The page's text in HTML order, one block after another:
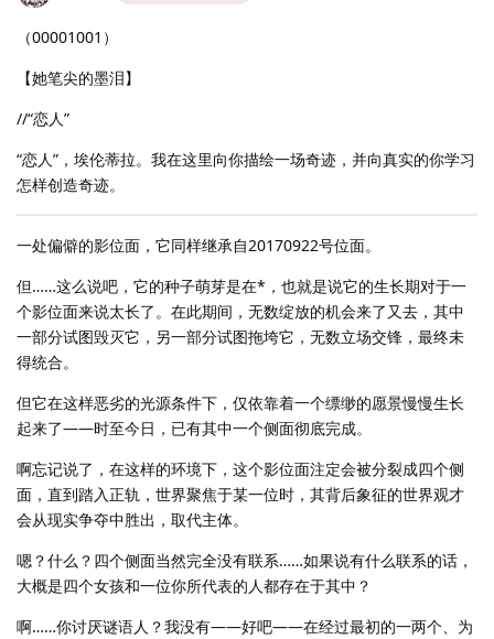
（00001001）
【她笔尖的墨泪】
//“恋人”
“恋人”，埃伦蒂拉。我在这里向你描绘一场奇迹，并向真实的你学习
怎样创造奇迹。
一处偏僻的影位面，它同样继承自20170922号位面。
但……这么说吧，它的种子萌芽是在*，也就是说它的生长期对于一
个影位面来说太长了。在此期间，无数绽放的机会来了又去，其中
一部分试图毁灭它，另一部分试图拖垮它，无数立场交锋，最终未
得统合。
但它在这样恶劣的光源条件下，仅依靠着一个缥缈的愿景慢慢生长
起来了——时至今日，已有其中一个侧面彻底完成。
啊忘记说了，在这样的环境下，这个影位面注定会被分裂成四个侧
面，直到踏入正轨，世界聚焦于某一位时，其背后象征的世界观才
会从现实争夺中胜出，取代主体。
嗯？什么？四个侧面当然完全没有联系……如果说有什么联系的话，
大概是四个女孩和一位你所代表的人都存在于其中？
啊……你讨厌谜语人？我没有——好吧——在经过最初的一两个、为